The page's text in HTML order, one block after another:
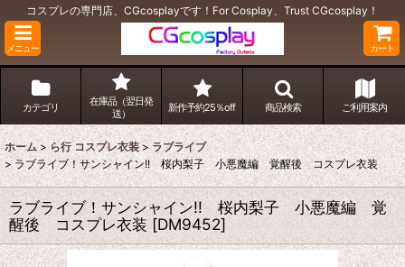
コスプレの専門店、CGcosplayです！For Cosplay、Trust CGcosplay！
メニュー カート
カテゴリ
在庫品（翌日発
送）
新作予約25％off 商品検索 ご利用案内
ホーム > ら行 コスプレ衣装 > ラブライブ
> ラブライブ！サンシャイン!! 桜内梨子 小悪魔編 覚醒後 コスプレ衣装
ラブライブ！サンシャイン!! 桜内梨子 小悪魔編 覚
醒後 コスプレ衣装 [DM9452]